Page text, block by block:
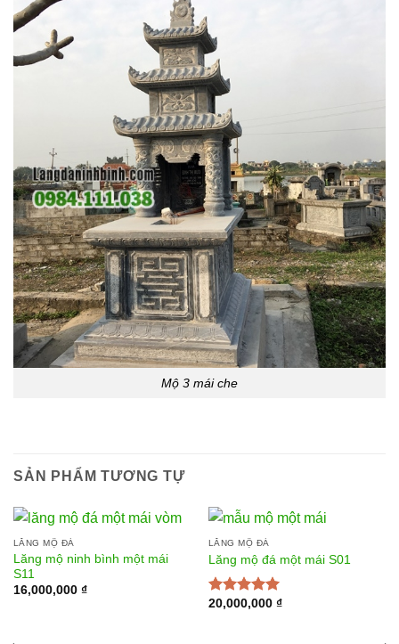
Mộ 3 mái che
SẢN PHẨM TƯƠNG TỰ
LĂNG MỘ ĐÁ
Lăng mộ ninh bình một mái
S11
16,000,000 ₫
LĂNG MỘ ĐÁ
Lăng mộ đá một mái S01
Được xếp
20,000,000 ₫